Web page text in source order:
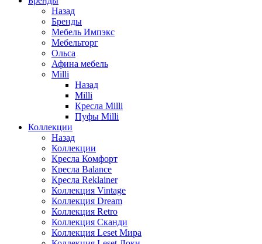
Назад
Бренды
Мебель Импэкс
Мебельторг
Ольса
Афина мебель
Milli
Назад
Milli
Кресла Milli
Пуфы Milli
Коллекции
Назад
Коллекции
Кресла Комфорт
Кресла Balance
Кресла Reklainer
Коллекция Vintage
Коллекция Dream
Коллекция Retro
Коллекция Сканди
Коллекция Leset Мира